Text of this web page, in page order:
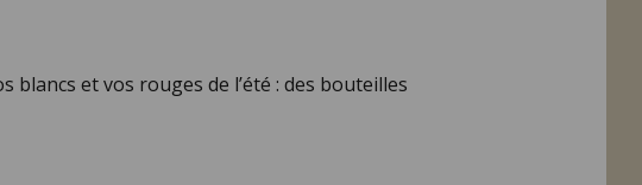
et vos rouges de l’été : des bouteilles